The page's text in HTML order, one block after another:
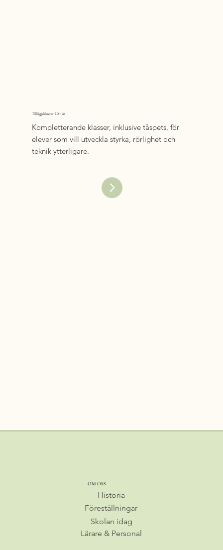
Tilläggsklasser 10+ år
Kompletterande klasser, inklusive tåspets, för
elever som vill utveckla styrka, rörlighet och
teknik ytterligare.
OM OSS
Skolan idag
Föreställningar
Lärare & Personal